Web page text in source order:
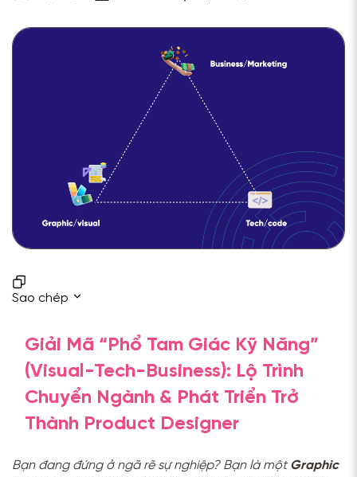
Sao chép
Giải Mã “Phổ Tam Giác Kỹ Năng”
(Visual-Tech-Business): Lộ Trình
Chuyển Ngành & Phát Triển Trở
Thành Product Designer
Bạn đang đứng ở ngã rẽ sự nghiệp? Bạn là mộtGraphic